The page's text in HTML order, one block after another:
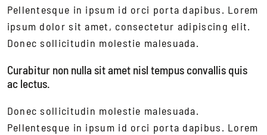
Pellentesque in ipsum id orci porta dapibus. Lorem
ipsum dolor sit amet, consectetur adipiscing elit.
Donec sollicitudin molestie malesuada.
Curabitur non nulla sit amet nisl tempus convallis quis
ac lectus.
Donec sollicitudin molestie malesuada.
Pellentesque in ipsum id orci porta dapibus. Lorem